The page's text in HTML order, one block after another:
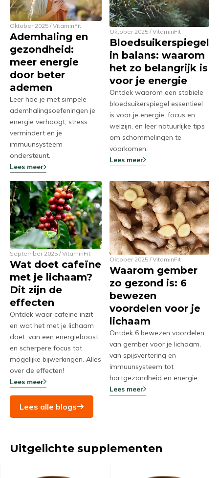
Oktober 2025 / VitaminFit
Ademhaling en
gezondheid:
meer energie
door beter
ademen
Leer hoe je met simpele
ademhalingsoefeningen je
energie verhoogt, stress
vermindert en je
immuunsysteem
ondersteunt.
Lees meer
Oktober 2025 / VitaminFit
Bloedsuikerspiegel
in balans: waarom
het zo belangrijk is
voor je energie
Ontdek waarom een stabiele
bloedsuikerspiegel essentieel
is voor je energie, focus en
welzijn, en leer natuurlijke tips
om schommelingen te
voorkomen.
Lees meer
September 2025 / VitaminFit
Wat doet cafeïne
met je lichaam?
Dit zijn de
effecten
Ontdek waar cafeïne inzit
en wat het met je lichaam
doet: van een energieboost
en scherpere focus tot
mogelijke bijwerkingen. Alles
over de effecten!
Lees meer
Oktober 2025 / VitaminFit
Waarom gember
zo gezond is: 6
bewezen
voordelen voor je
lichaam
Ontdek 6 bewezen voordelen
van gember voor je lichaam,
van spijsvertering en
immuunsysteem tot
hartgezondheid en energie.
Lees meer
Lees alle blogs
Uitgelichte supplementen